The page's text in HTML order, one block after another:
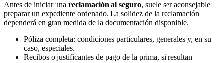
Antes de iniciar una reclamación al seguro, suele ser aconsejable
preparar un expediente ordenado. La solidez de la reclamación
dependerá en gran medida de la documentación disponible.
Póliza completa: condiciones particulares, generales y, en su
caso, especiales.
Recibos o justificantes de pago de la prima, si resultan